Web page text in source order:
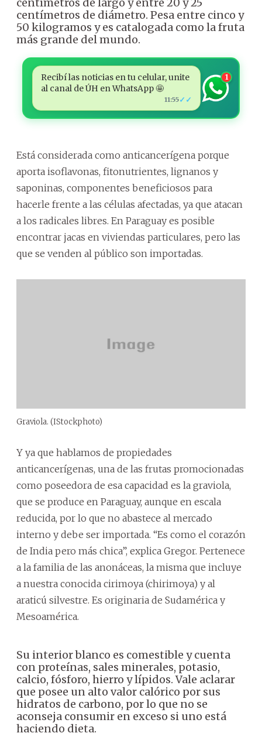
centímetros de largo y entre 20 y 25
centímetros de diámetro. Pesa entre cinco y
50 kilogramos y es catalogada como la fruta
más grande del mundo.
Recibí las noticias en tu celular, unite
al canal de ÚH en WhatsApp 🤩
11:55✓✓
1
Está considerada como anticancerígena porque
aporta isoflavonas, fitonutrientes, lignanos y
saponinas, componentes beneficiosos para
hacerle frente a las células afectadas, ya que atacan
a los radicales libres. En Paraguay es posible
encontrar jacas en viviendas particulares, pero las
que se venden al público son importadas.
Graviola. (IStockphoto)
Y ya que hablamos de propiedades
anticancerígenas, una de las frutas promocionadas
como poseedora de esa capacidad es la graviola,
que se produce en Paraguay, aunque en escala
reducida, por lo que no abastece al mercado
interno y debe ser importada. “Es como el corazón
de India pero más chica”, explica Gregor. Pertenece
a la familia de las anonáceas, la misma que incluye
a nuestra conocida cirimoya (chirimoya) y al
araticú silvestre. Es originaria de Sudamérica y
Mesoamérica.
Su interior blanco es comestible y cuenta
con proteínas, sales minerales, potasio,
calcio, fósforo, hierro y lípidos. Vale aclarar
que posee un alto valor calórico por sus
hidratos de carbono, por lo que no se
aconseja consumir en exceso si uno está
haciendo dieta.